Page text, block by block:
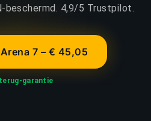
beschermd. 4,9/5 Trustpilot.
7 – € 45,05
garantie